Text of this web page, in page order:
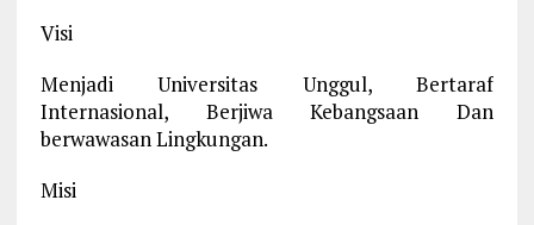
Visi
Menjadi Universitas Unggul, Bertaraf
Internasional, Berjiwa Kebangsaan Dan
berwawasan Lingkungan.
Misi